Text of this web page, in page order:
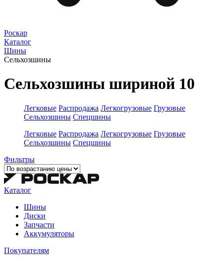
Роскар
Каталог
Шины
Сельхозшины
Сельхозшины шириной 10
Легковые Распродажа Легкогрузовые Грузовые
Сельхозшины Спецшины
Легковые Распродажа Легкогрузовые Грузовые
Сельхозшины Спецшины
Фильтры
Каталог
Шины
Диски
Запчасти
Аккумуляторы
Покупателям